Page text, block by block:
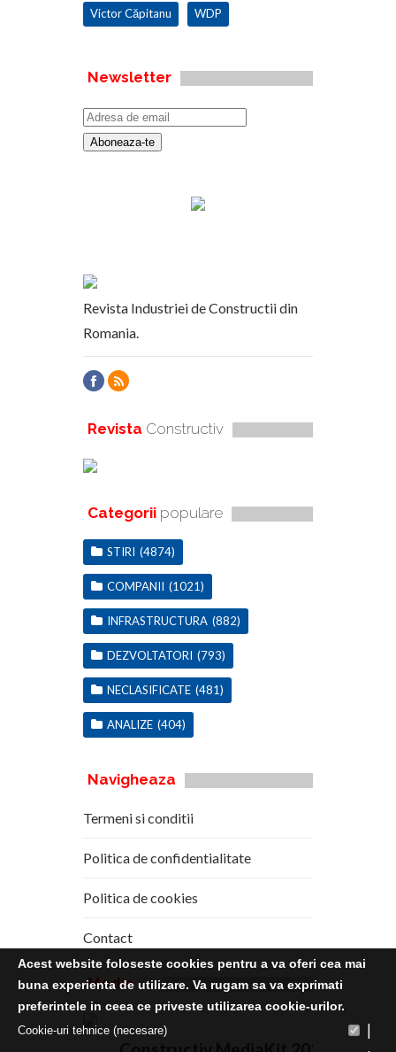
Victor Căpitanu WDP
Newsletter
Revista Industriei de Constructii din
Romania.
Revista Constructiv
Categorii populare
STIRI (4874)
COMPANII (1021)
INFRASTRUCTURA (882)
DEZVOLTATORI (793)
NECLASIFICATE (481)
ANALIZE (404)
Navigheaza
Termeni si conditii
Politica de confidentialitate
Politica de cookies
Contact
Media Kit
Acest website foloseste cookies pentru a va oferi cea mai
buna experienta de utilizare. Va rugam sa va exprimati
preferintele in ceea ce priveste utilizarea cookie-urilor.
Cookie-uri tehnice (necesare)